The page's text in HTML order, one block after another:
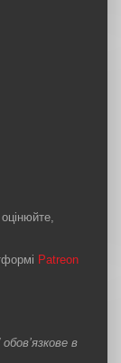
Patreon
обов’язкове в